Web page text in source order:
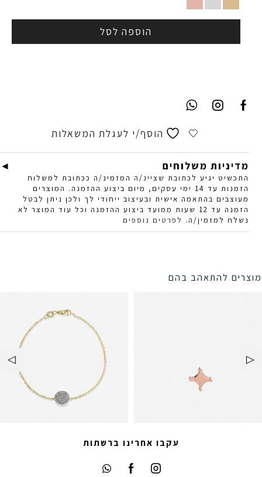
הוספה לסל
הוסף/י לעגלת המשאלות
מדיניות משלוחים
התכשיט יגיע לכתובת שציינ/ה המזמינ/ה ככתובת למשלוח
הזמנות עד 14 ימי עסקים, מיום ביצוע ההזמנה. המוצרים
מעוצבים בהתאמה אישית ובעיצוב ייחודי לך ולכן ניתן לבטל
הזמנה עד 12 שעות ממועד ביצוע ההזמנה וכל עוד המוצר לא
נשלח למזמין/ה. לפרטים נוספים
מוצרים להתאהב בהם
עקבו אחרינו ברשתות